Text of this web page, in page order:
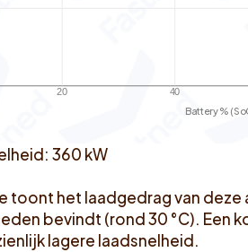
20 40
Battery %
360 kW
toont het laadgedrag van
bevindt (rond 30 °C). Een
lagere laadsnelheid.